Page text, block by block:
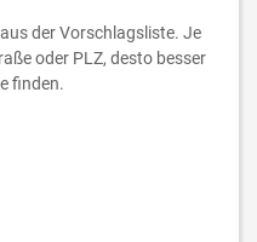
der Vorschlagsliste. Je
oder PLZ, desto besser
finden.